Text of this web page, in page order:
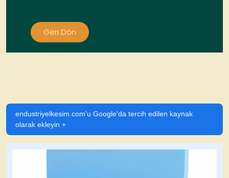
Geri Dön
endustriyelkesim.com'u Google'da tercih edilen kaynak
olarak ekleyin +